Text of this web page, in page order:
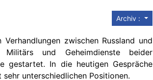
Archiv :
zwischen Russland und
und Geheimdienste beider
gestartet. In die heutigen Gespräche
unterschiedlichen Positionen.